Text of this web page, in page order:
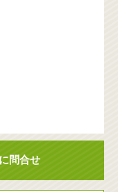
問合せ